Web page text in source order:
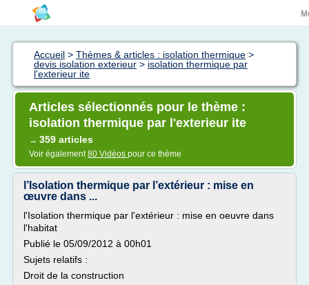
Accueil > Thèmes & articles : isolation thermique >
devis isolation exterieur > isolation thermique par
l'exterieur ite
Articles sélectionnés pour le thème :
isolation thermique par l'exterieur ite
→ 359 articles
Voir également80 Vidéos pour ce thème
l’Isolation thermique par l’extérieur : mise en
œuvre dans ...
l'Isolation thermique par l'extérieur : mise en oeuvre dans
l'habitat
Publié le 05/09/2012 à 00h01
Sujets relatifs :
Droit de la construction